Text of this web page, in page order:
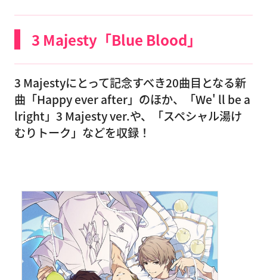
3 Majesty「Blue Blood」
3 Majestyにとって記念すべき20曲目となる新
曲「Happy ever after」のほか、「We' ll be a
lright」3 Majesty ver.や、「スペシャル湯け
むりトーク」などを収録！